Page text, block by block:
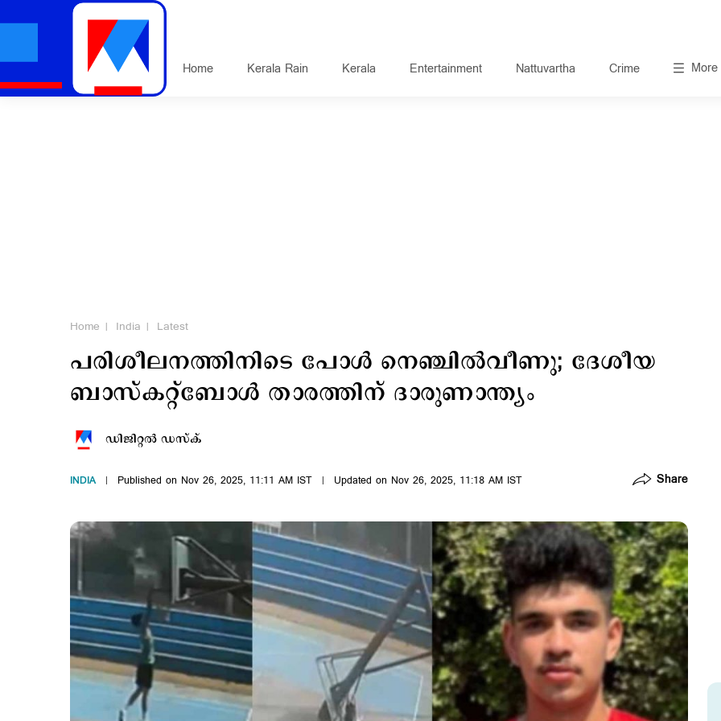
Home Kerala Rain Kerala Entertainment Nattuvartha Crime More
Home India Latest
പരിശീലനത്തിനിടെ പോള്‍ നെഞ്ചില്‍വീണു; ദേശീയ
ബാസ്കറ്റ്ബോൾ താരത്തിന് ദാരുണാന്ത്യം
ഡിജിറ്റല്‍ ഡസ്ക്
INDIA Published on Nov 26, 2025, 11:11 AM IST Updated on Nov 26, 2025, 11:18 AM IST Share